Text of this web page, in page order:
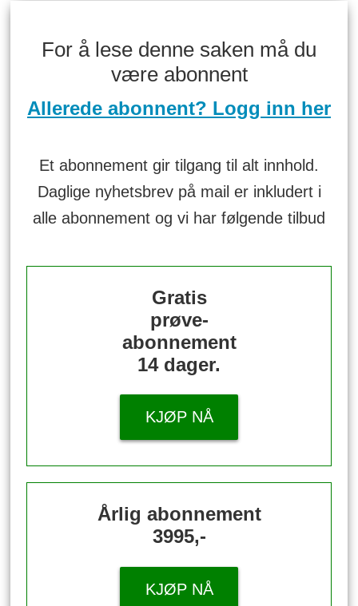
For å lese denne saken må du
være abonnent
Allerede abonnent? Logg inn her
Et abonnement gir tilgang til alt innhold.
Daglige nyhetsbrev på mail er inkludert i
alle abonnement og vi har følgende tilbud
Gratis
prøve-
abonnement
14 dager.
KJØP NÅ
Årlig abonnement
3995,-
KJØP NÅ